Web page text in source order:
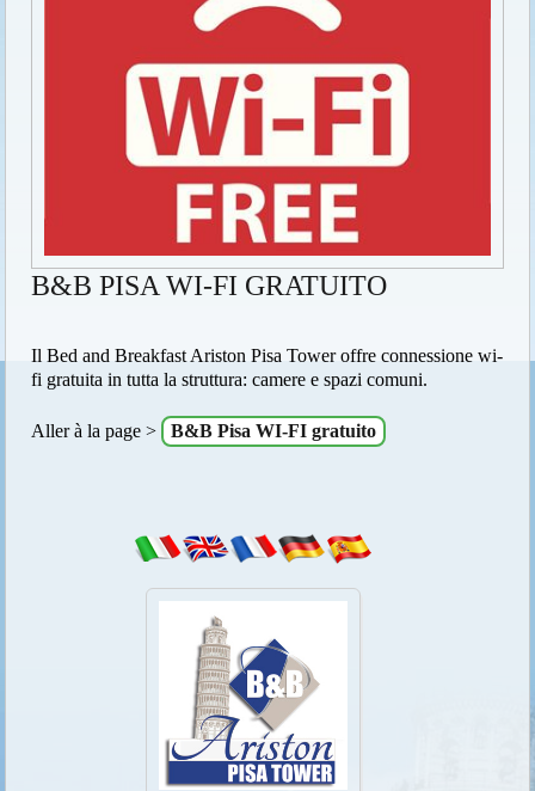
B&B PISA WI-FI GRATUITO
Il Bed and Breakfast Ariston Pisa Tower offre connessione wi-
fi gratuita in tutta la struttura: camere e spazi comuni.
Aller à la page > B&B Pisa WI-FI gratuito